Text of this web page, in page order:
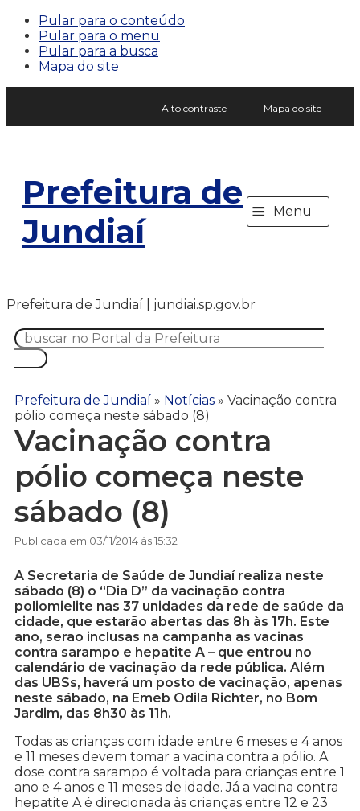
Pular para o conteúdo
Pular para o menu
Pular para a busca
Mapa do site
Alto contraste Mapa do site
Prefeitura de
Jundiaí
≡ Menu
Prefeitura de Jundiaí | jundiai.sp.gov.br
Prefeitura de Jundiaí » Notícias » Vacinação contra
pólio começa neste sábado (8)
Vacinação contra
pólio começa neste
sábado (8)
Publicada em 03/11/2014 às 15:32
A Secretaria de Saúde de Jundiaí realiza neste
sábado (8) o “Dia D” da vacinação contra
poliomielite nas 37 unidades da rede de saúde da
cidade, que estarão abertas das 8h às 17h. Este
ano, serão inclusas na campanha as vacinas
contra sarampo e hepatite A – que entrou no
calendário de vacinação da rede pública. Além
das UBSs, haverá um posto de vacinação, apenas
neste sábado, na Emeb Odila Richter, no Bom
Jardim, das 8h30 às 11h.
Todas as crianças com idade entre 6 meses e 4 anos
e 11 meses devem tomar a vacina contra a pólio. A
dose contra sarampo é voltada para crianças entre 1
ano e 4 anos e 11 meses de idade. Já a vacina contra
hepatite A é direcionada às crianças entre 12 e 23